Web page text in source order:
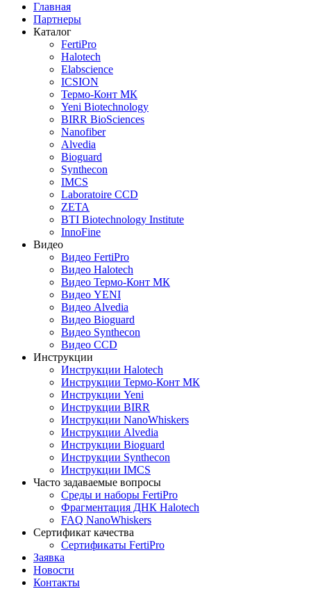
Главная
Партнеры
Каталог
FertiPro
Halotech
Elabscience
ICSION
Термо-Конт МК
Yeni Biotechnology
BIRR BioSciences
Nanofiber
Alvedia
Bioguard
Synthecon
IMCS
Laboratoire CCD
ZETA
BTI Biotechnology Institute
InnoFine
Видео
Видео FertiPro
Видео Halotech
Видео Термо-Конт МК
Видео YENI
Видео Alvedia
Видео Bioguard
Видео Synthecon
Видео CCD
Инструкции
Инструкции Halotech
Инструкции Термо-Конт МК
Инструкции Yeni
Инструкции BIRR
Инструкции NanoWhiskers
Инструкции Alvedia
Инструкции Bioguard
Инструкции Synthecon
Инструкции IMCS
Часто задаваемые вопросы
Среды и наборы FertiPro
Фрагментация ДНК Halotech
FAQ NanoWhiskers
Сертификат качества
Сертификаты FertiPro
Заявка
Новости
Контакты